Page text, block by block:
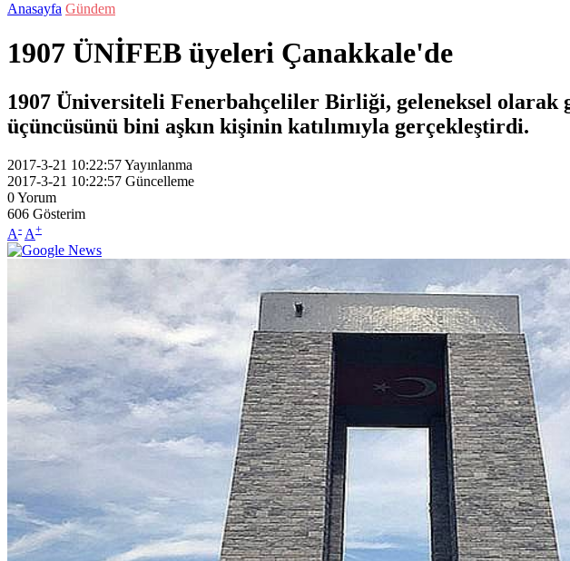
Anasayfa Gündem
1907 ÜNİFEB üyeleri Çanakkale'de
1907 Üniversiteli Fenerbahçeliler Birliği, geleneksel
üçüncüsünü bini aşkın kişinin katılımıyla gerçekleştirdi.
2017-3-21 10:22:57Yayınlanma
2017-3-21 10:22:57 Güncelleme
0Yorum
606 Gösterim
A- A+